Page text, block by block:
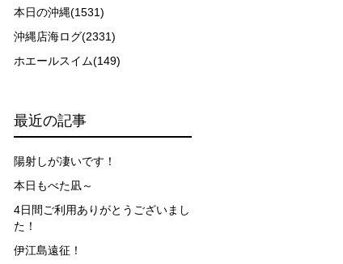
本日の沖縄(1531)
沖縄店海ログ(2331)
ホエールスイム(149)
最近の記事
陽射しが凄いです！
本日もべた凪～
4日間ご利用ありがとうございまし
た！
伊江島遠征！
定しますので、必ずその指示に従って準備してくだ
を嫌がってしまうと、その後スイムで近づくことが
った場合や、クジラを発見できなかった場合でも返
が多くなります。泳力や体力に自信のない方、また